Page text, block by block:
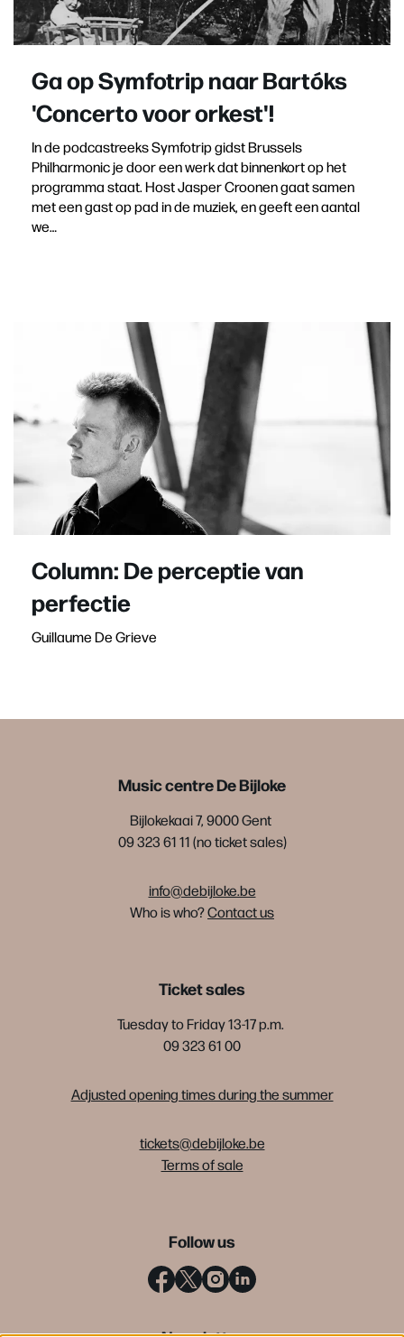
Ga op Symfotrip naar Bartóks
'Concerto voor orkest'!
In de podcastreeks Symfotrip gidst Brussels
Philharmonic je door een werk dat binnenkort op het
programma staat. Host Jasper Croonen gaat samen
met een gast op pad in de muziek, en geeft een aantal
we…
Column: De perceptie van
perfectie
Guillaume De Grieve
Music centre De Bijloke
Bijlokekaai 7, 9000 Gent
09 323 61 11 (no ticket sales)
info@debijloke.be
Who is who?Contact us
Ticket sales
Tuesday to Friday 13-17 p.m.
09 323 61 00
Adjusted opening times during the summer
tickets@debijloke.be
Terms of sale
Follow us